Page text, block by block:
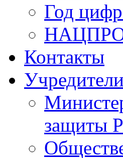
Год
Контакты
Учредители
защиты